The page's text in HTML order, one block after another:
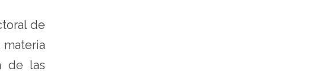
de
de las